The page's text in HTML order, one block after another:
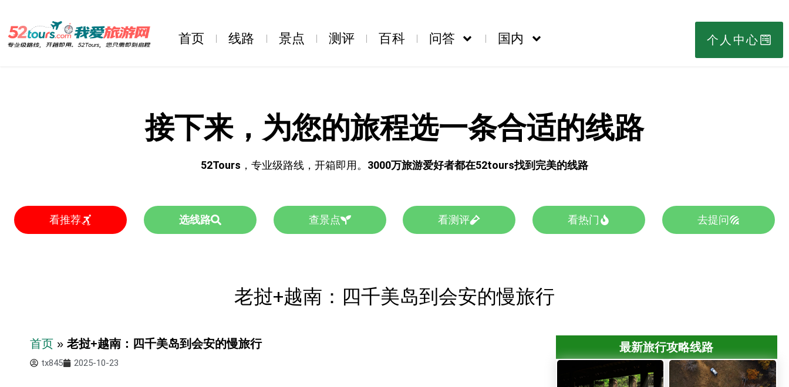
首页 线路 景点 测评 百科 问答 国内 个人中心
接下来，为您的旅程选一条合适的线路
52Tours ，专业级路线，开箱即用。 3000万旅游爱好者都在52tours找到完美的线路
看推荐 选线路 查景点 看测评 看热门 去提问
老挝+越南：四千美岛到会安的慢旅行
首页 » 老挝+越南：四千美岛到会安的慢旅行
tx845 2025-10-23
最新旅行攻略线路